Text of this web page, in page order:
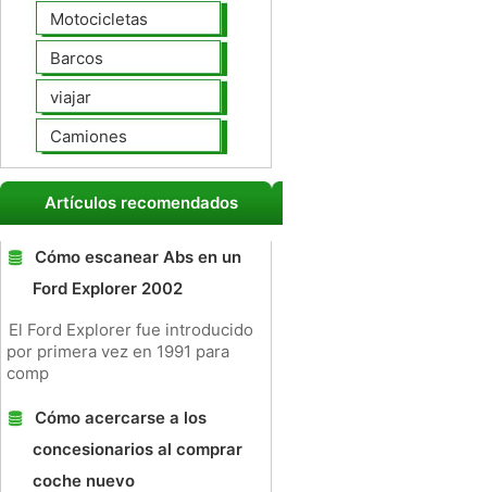
Motocicletas
Barcos
viajar
Camiones
Artículos recomendados
Cómo escanear Abs en un
Ford Explorer 2002
El Ford Explorer fue introducido
por primera vez en 1991 para
comp
Cómo acercarse a los
concesionarios al comprar
coche nuevo